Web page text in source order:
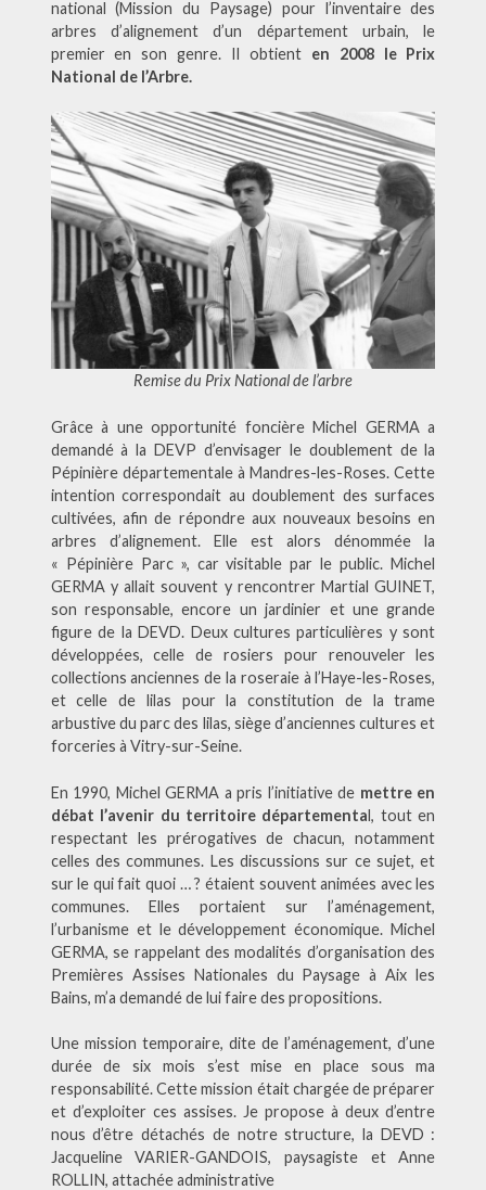
national (Mission du Paysage) pour l’inventaire des
arbres d’alignement d’un département urbain, le
premier en son genre. Il obtient en 2008 le Prix
National de l’Arbre.
Remise du Prix National de l’arbre
Grâce à une opportunité foncière Michel GERMA a
demandé à la DEVP d’envisager le doublement de la
Pépinière départementale à Mandres-les-Roses. Cette
intention correspondait au doublement des surfaces
cultivées, afin de répondre aux nouveaux besoins en
arbres d’alignement. Elle est alors dénommée la
« Pépinière Parc », car visitable par le public. Michel
GERMA y allait souvent y rencontrer Martial GUINET,
son responsable, encore un jardinier et une grande
figure de la DEVD. Deux cultures particulières y sont
développées, celle de rosiers pour renouveler les
collections anciennes de la roseraie à l’Haye-les-Roses,
et celle de lilas pour la constitution de la trame
arbustive du parc des lilas, siège d’anciennes cultures et
forceries à Vitry-sur-Seine.
En 1990, Michel GERMA a pris l’initiative de mettre en
débat l’avenir du territoire départemental, tout en
respectant les prérogatives de chacun, notamment
celles des communes. Les discussions sur ce sujet, et
sur le qui fait quoi … ? étaient souvent animées avec les
communes. Elles portaient sur l’aménagement,
l’urbanisme et le développement économique. Michel
GERMA, se rappelant des modalités d’organisation des
Premières Assises Nationales du Paysage à Aix les
Bains, m’a demandé de lui faire des propositions.
Une mission temporaire, dite de l’aménagement, d’une
durée de six mois s’est mise en place sous ma
responsabilité. Cette mission était chargée de préparer
et d’exploiter ces assises. Je propose à deux d’entre
nous d’être détachés de notre structure, la DEVD :
Jacqueline VARIER-GANDOIS, paysagiste et Anne
ROLLIN, attachée administrative